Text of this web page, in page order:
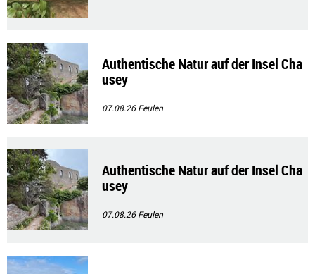
Authentische Natur auf der Insel Cha
usey
07.08.26Feulen
Authentische Natur auf der Insel Cha
usey
07.08.26Feulen